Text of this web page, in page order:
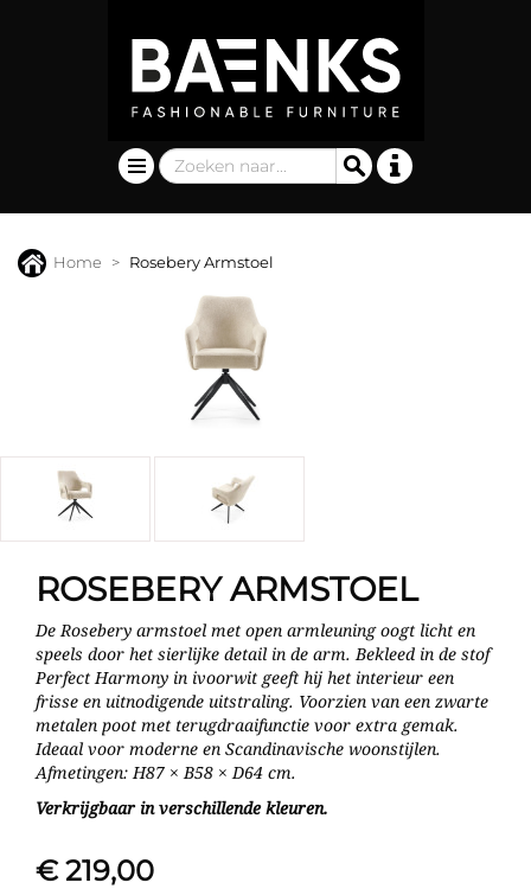
Home Rosebery Armstoel
ROSEBERY ARMSTOEL
De Rosebery armstoel met open armleuning oogt licht en
speels door het sierlijke detail in de arm. Bekleed in de stof
Perfect Harmony in ivoorwit geeft hij het interieur een
frisse en uitnodigende uitstraling. Voorzien van een zwarte
metalen poot met terugdraaifunctie voor extra gemak.
Ideaal voor moderne en Scandinavische woonstijlen.
Afmetingen: H87 × B58 × D64 cm.
Verkrijgbaar in verschillende kleuren.
€ 219,00